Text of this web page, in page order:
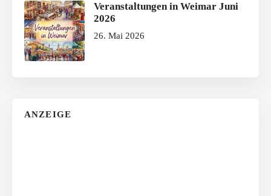
Veranstaltungen in Weimar Juni
2026
26. Mai 2026
ANZEIGE